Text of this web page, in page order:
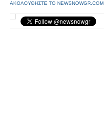
ΑΚΟΛΟΥΘΗΣΤΕ ΤΟ NEWSNOWGR.COM